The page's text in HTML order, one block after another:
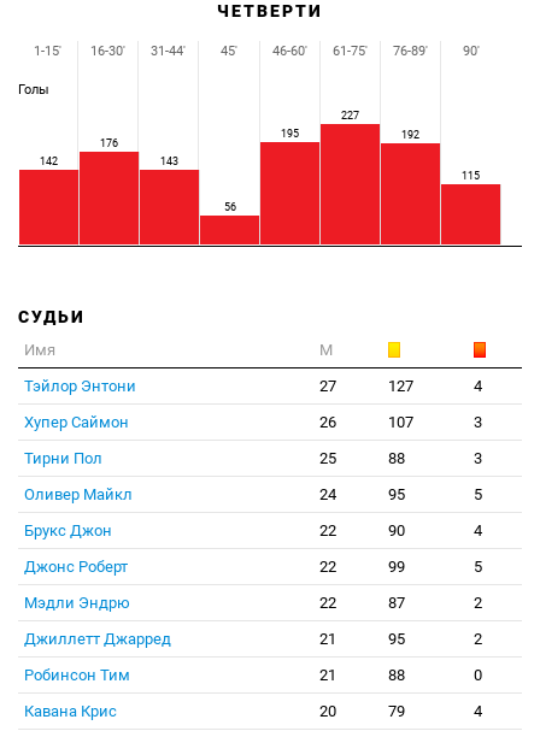
ЧЕТВЕРТИ
Голы
142
176
143
56
195
227
192
115
1-15' 16-30' 31-44' 45' 46-60' 61-75' 76-89' 90'
СУДЬИ
Имя
М
Тэйлор Энтони
27 127
4
Хупер Саймон
26 107
3
Тирни Пол
25 88
3
Оливер Майкл
24 95
5
Брукс Джон
22 90
4
Джонс Роберт
22 99
5
Мэдли Эндрю
22 87
2
Джиллетт Джарред
21 95
2
Робинсон Тим
21 88
0
Кавана Крис
20 79
4